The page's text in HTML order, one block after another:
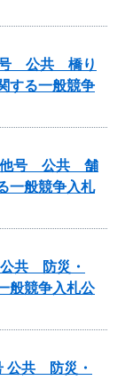
号 公共 橋り
する一般競争
他号 公共 舗
一般競争入札
公共 防災・
般競争入札公
公共 防災・